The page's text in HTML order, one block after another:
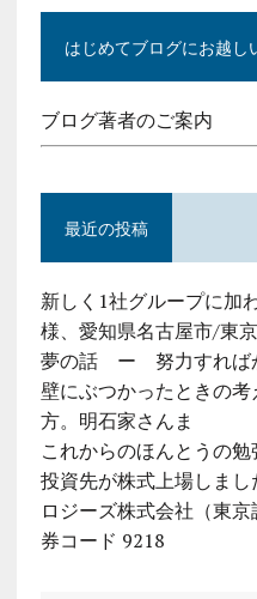
はじめてブログにお越し
ブログ著者のご案内
最近の投稿
新しく1社グループに加
様、愛知県名古屋市/東京
夢の話 ー 努力すれば
壁にぶつかったときの
方。明石家さんま
これからのほんとうの勉
投資先が株式上場しま
ロジーズ株式会社（東
券コード 9218